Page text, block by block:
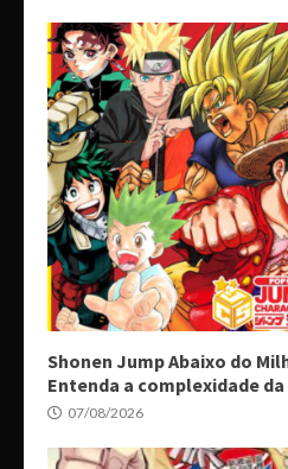
Shonen Jump Abaixo do
Entenda a complexidade
07/08/2026